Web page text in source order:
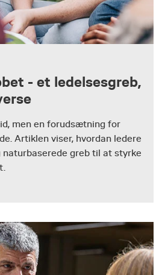
- et ledelsesgreb,
men en forudsætning for
Artiklen viser, hvordan ledere
naturbaserede greb til at styrke